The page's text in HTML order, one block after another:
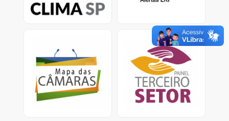
climáticas.
Informações sobre Gasto
com pessoal e custeio
no Legislativo nos
municípios.
Painel Terceiro Setor
A plataforma apresenta
dados e informações
sobre os ajustes com
entidades do Terceiro
Setor.